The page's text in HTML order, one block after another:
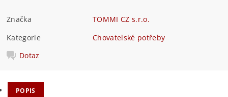
Značka
TOMMI CZ s.r.o.
Kategorie
Chovatelské potřeby
Dotaz
POPIS